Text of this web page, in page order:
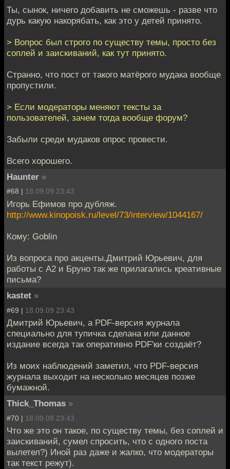
Ты, сынок, ничего добавить не сможешь - разве что
дурь какую накорябать, как это у детей принято.
> Вопрос был строго по существу темы, просто без
соплей и заискиваний, как тут принято.
Странно, что пост от такого матёрого мудака вообще
пропустили.
> Если модераторы меняют тексты за
пользователей, зачем тогда вообще форум?
Забыли среди мудаков опрос провести.
Всего хорошего.
Haunter »
#68 | 18.09.09 23:43
Игорь Ефимов про дубляж.
http://www.kinopoisk.ru/level/73/interview/1044167/
Кому: Goblin
Из вопроса про акценты.Дмитрий Юрьевич, для
работы с А2 и Бруно так же прилагались креативные
письма?
kastet »
#69 | 18.09.09 23:43
Дмитрий Юрьевич, а PDF-версия журнала
специально для тупичка сделана или данное
издание всегда так оперативно PDF'ки создаёт?
Из моих наблюдений заметил, что PDF-версия
журнала выходит на несколько месяцев позже
бумажной.
Thick_Thomas »
#70 | 18.09.09 23:43
Что же это он такое, по существу темы, без соплей и
заискиваний, сумел спросить, что с одного поста
вылетел?) Иной раз даже и жалко, что модераторы
так текст режут).